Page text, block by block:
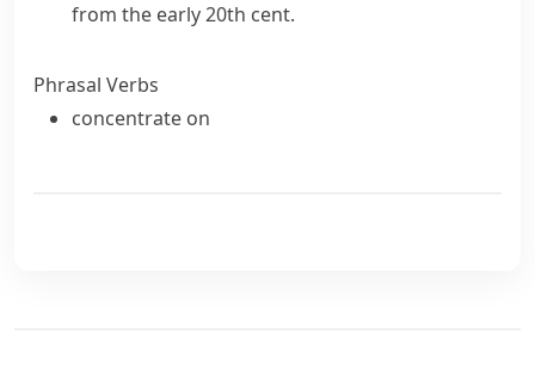
from the early 20th cent.
Phrasal Verbs
concentrate on